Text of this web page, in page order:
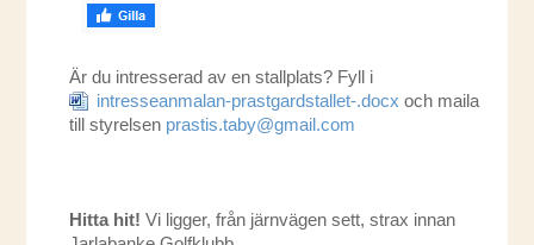
Är du intresserad av en stallplats? Fyll i
intresseanmalan-prastgardstallet-.docxoch maila
till styrelsen prastis.taby@gmail.com
Hitta hit!Vi ligger, från järnvägen sett, strax innan